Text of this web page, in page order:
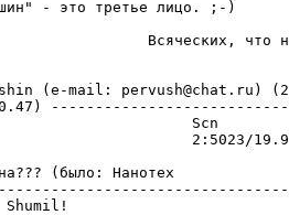
- это третье лицо. ;-)
Всяческих, что
(e-mail: pervush@chat.ru)
30.47)
из 1037
2:5023/19.9
она нужна???
Shumil!